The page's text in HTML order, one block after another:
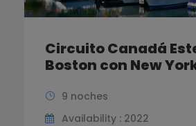
Circuito Canadá
Boston con New
9 noches
Availability : 2022